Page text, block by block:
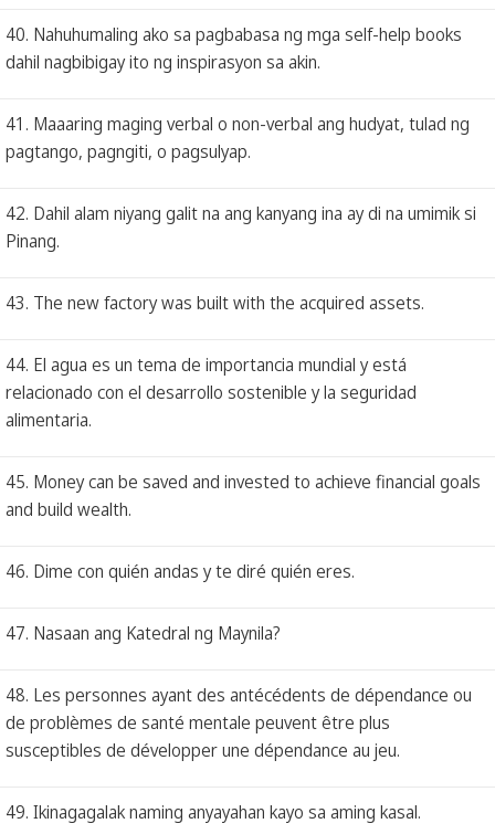
40. Nahuhumaling ako sa pagbabasa ng mga self-help books
dahil nagbibigay ito ng inspirasyon sa akin.
41. Maaaring maging verbal o non-verbal ang hudyat, tulad ng
pagtango, pagngiti, o pagsulyap.
42. Dahil alam niyang galit na ang kanyang ina ay di na umimik si
Pinang.
43. The new factory was built with the acquired assets.
44. El agua es un tema de importancia mundial y está
relacionado con el desarrollo sostenible y la seguridad
alimentaria.
45. Money can be saved and invested to achieve financial goals
and build wealth.
46. Dime con quién andas y te diré quién eres.
47. Nasaan ang Katedral ng Maynila?
48. Les personnes ayant des antécédents de dépendance ou
de problèmes de santé mentale peuvent être plus
susceptibles de développer une dépendance au jeu.
49. Ikinagagalak naming anyayahan kayo sa aming kasal.